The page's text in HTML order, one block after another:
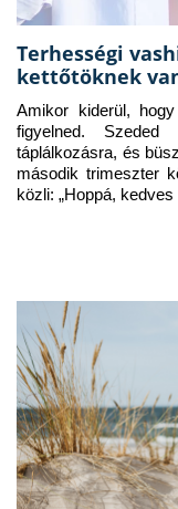
Terhességi
kettőtöknek
Amikor kiderül,
figyelned.
táplálkozásra, és
második trimeszter
közli: „Hoppá,